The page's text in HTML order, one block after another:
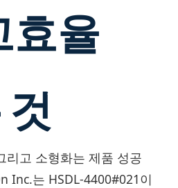
효율
리고 소형화는 제품 성공
Inc.는 HSDL-4400#021이